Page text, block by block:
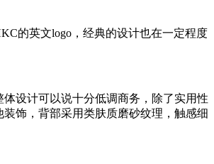
的英文logo，经典的设计也在一定程度
设计可以说十分低调商务，除了实用性
装饰，背部采用类肤质磨砂纹理，触感细